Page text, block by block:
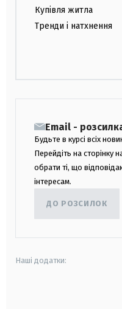
Купівля житла
Тренди і натхнення
Email -
Будьте в курсі всіх
Перейдіть на сторінку
обрати ті, що
інтересам.
ДО РОЗСИЛОК
Наші додатки: